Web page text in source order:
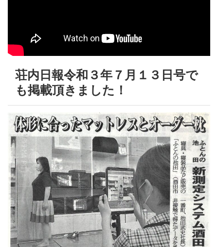
荘内日報令和３年７月１３日号で
も掲載頂きました！